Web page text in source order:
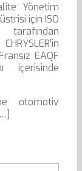
Yönetim
için ISO
EAQF
içerisinde
otomotiv